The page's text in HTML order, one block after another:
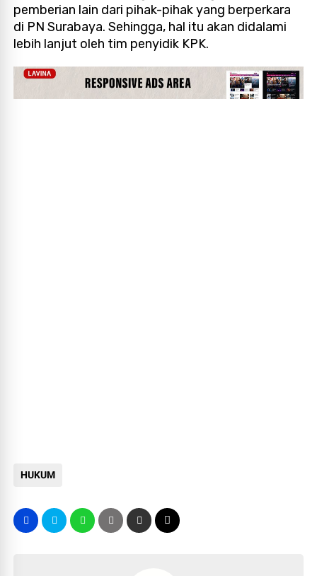
pemberian lain dari pihak-pihak yang berperkara
di PN Surabaya. Sehingga, hal itu akan didalami
lebih lanjut oleh tim penyidik KPK.
HUKUM